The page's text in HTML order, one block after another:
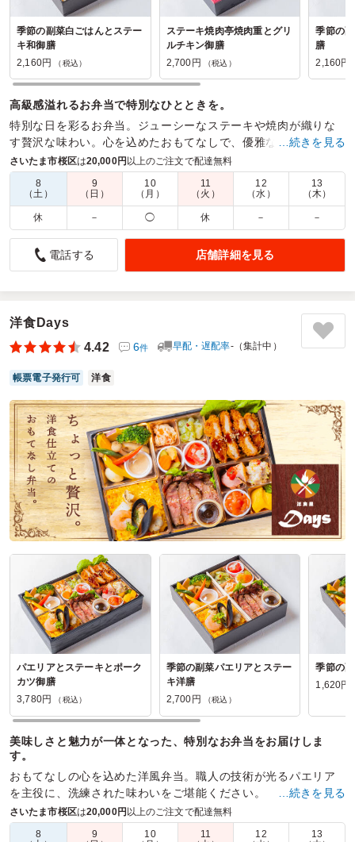
季節の副菜白ごはんとステー
キ和御膳
2,160円
（税込）
ステーキ焼肉亭焼肉重とグリ
ルチキン御膳
2,700円
（税込）
季節の
膳
2,160円
高級感溢れるお弁当で特別なひとときを。
特別な日を彩るお弁当。ジューシーなステーキや焼肉が織りな
す贅沢な味わい。心を込めたおもてなしで、優雅なひとときを
お楽しみください。
商品数： 締切日時： 2日前12:00 価格帯：
2,160円～3,240円
配達時間：
8:00～19:00
とても良いお弁当でした
5.0
れました。副菜も季節感があり、全体のバランスが取れてい
て、ボリューム感と彩りの両方を楽しめるお弁当でした。お
肉の旨みがしっかり感じられ、また食べたいと思える内容で
した。
ご利用シーン：イベント運営›説明会
参加者の年齢：40代～50代男女比：女性多め
神奈川県川崎市中原区下小田中2026/06/12
特選牛ステーキ&焼肉 坂上の口コミをもっと見る
…続きを見る
さいたま市桜区は20,000円以上のご注文で配達無料
8
（土）
9
（日）
10
（月）
11
（火）
12
（水）
13
（木）
休 － ◯ 休 － －
電話する 店舗詳細を見る
洋食Days
4.42
6件 早配・遅配率-（集計中）
帳票電子発行可 洋食
パエリアとステーキとポーク
カツ御膳
3,780円
（税込）
季節の副菜パエリアとステー
キ洋膳
2,700円
（税込）
季節の
1,620円
美味しさと魅力が一体となった、特別なお弁当をお届けしま
す。
おもてなしの心を込めた洋風弁当。職人の技術が光るパエリア
を主役に、洗練された味わいをご堪能ください。
商品数： 12 締切日時： 2日前12:00 価格帯： 1,620円～3,780円
配達時間：
8:00～19:00
…続きを見る
さいたま市桜区は20,000円 以上のご注文で配達無料
8
9
10
11
12
13